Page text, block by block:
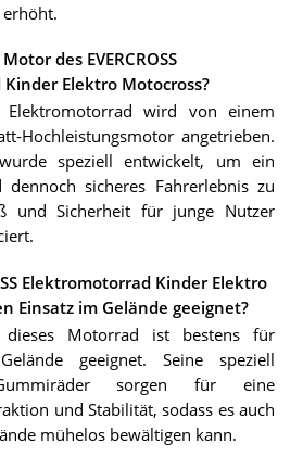
erhöht.
des EVERCROSS
Elektro Motocross?
Elektromotorrad wird von einem
Hochleistungsmotor angetrieben.
speziell entwickelt, um ein
dennoch sicheres Fahrerlebnis zu
und Sicherheit für junge Nutzer
Elektromotorrad Kinder Elektro
Einsatz im Gelände geeignet?
Motorrad ist bestens für
geeignet. Seine speziell
sorgen für eine
und Stabilität, sodass es auch
mühelos bewältigen kann.